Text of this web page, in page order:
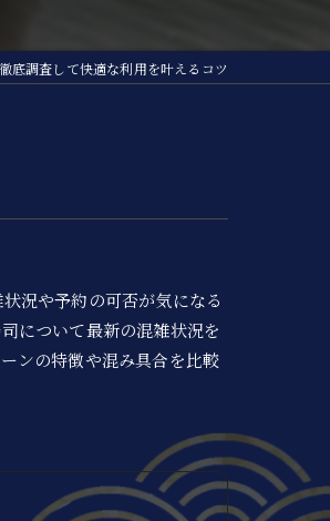
底調査して快適な利用を叶えるコツ
況や予約の可否が気になる
について最新の混雑状況を
ンの特徴や混み具合を比較